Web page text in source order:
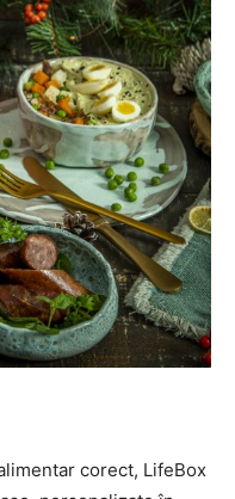
.
11,243
Cititori
corect, LifeBox